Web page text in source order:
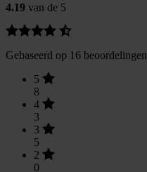
4.19 van de 5
Gebaseerd op 16 beoordelingen
5
8
4
3
3
5
2
0